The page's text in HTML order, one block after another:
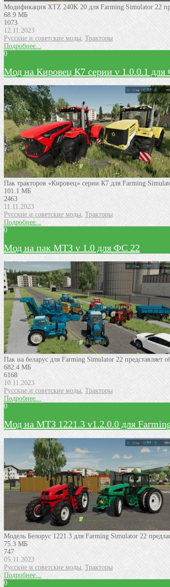
Модификация XTZ 240K 20 для Farming Simulator 22
68.9 МБ
1073
12.11.2023
Русские и советские моды, Тракторы
Подробнее...
0
Мод на Кировец К7 серии v 1.0.0.1 для
Пак тракторов «Кировец» серии К7 для Farming
101.1 МБ
2463
11.11.2023
Русские и советские моды, Тракторы
Подробнее...
0
Мод на пак МТЗ v 1.0 для ФС 22
Пак на беларус для Farming Simulator 22
682.4 МБ
6168
10.11.2023
Русские и советские моды, Тракторы
Подробнее...
0
Мод на МТЗ 1221.3 v1.2.0.0 для
Модель Белорус 1221.3 для Farming Simulator 22
75.3 МБ
747
05.11.2023
Русские и советские моды Тракторы
Подробнее...
0